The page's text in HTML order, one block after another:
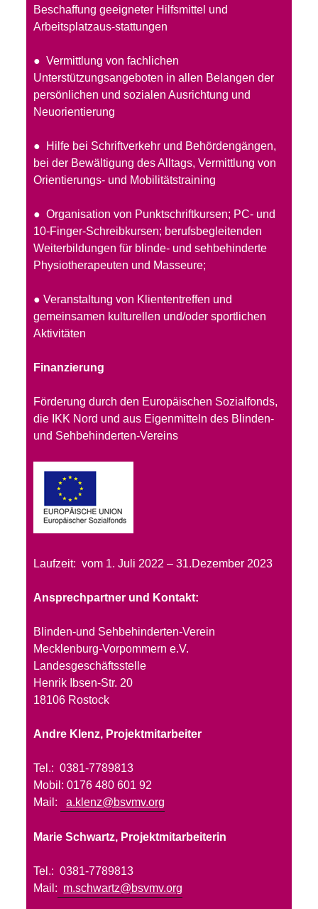
Beschaffung geeigneter Hilfsmittel und
Arbeitsplatzaus-stattungen
● Vermittlung von fachlichen
Unterstützungsangeboten in allen Belangen der
persönlichen und sozialen Ausrichtung und
Neuorientierung
● Hilfe bei Schriftverkehr und Behördengängen,
bei der Bewältigung des Alltags, Vermittlung von
Orientierungs- und Mobilitätstraining
● Organisation von Punktschriftkursen; PC- und
10-Finger-Schreibkursen; berufsbegleitenden
Weiterbildungen für blinde- und sehbehinderte
Physiotherapeuten und Masseure;
● Veranstaltung von Kliententreffen und
gemeinsamen kulturellen und/oder sportlichen
Aktivitäten
Finanzierung
Förderung durch den Europäischen Sozialfonds,
die IKK Nord und aus Eigenmitteln des Blinden-
und Sehbehinderten-Vereins
Laufzeit: vom 1. Juli 2022 – 31.Dezember 2023
Ansprechpartner und Kontakt:
Blinden-und Sehbehinderten-Verein
Mecklenburg-Vorpommern e.V.
Landesgeschäftsstelle
Henrik Ibsen-Str. 20
18106 Rostock
Andre Klenz, Projektmitarbeiter
Tel.: 0381-7789813
Mobil: 0176 480 601 92
Mail:
a.klenz@bsvmv.org
Marie Schwartz, Projektmitarbeiterin
Tel.: 0381-7789813
Mail: m.schwartz@bsvmv.org